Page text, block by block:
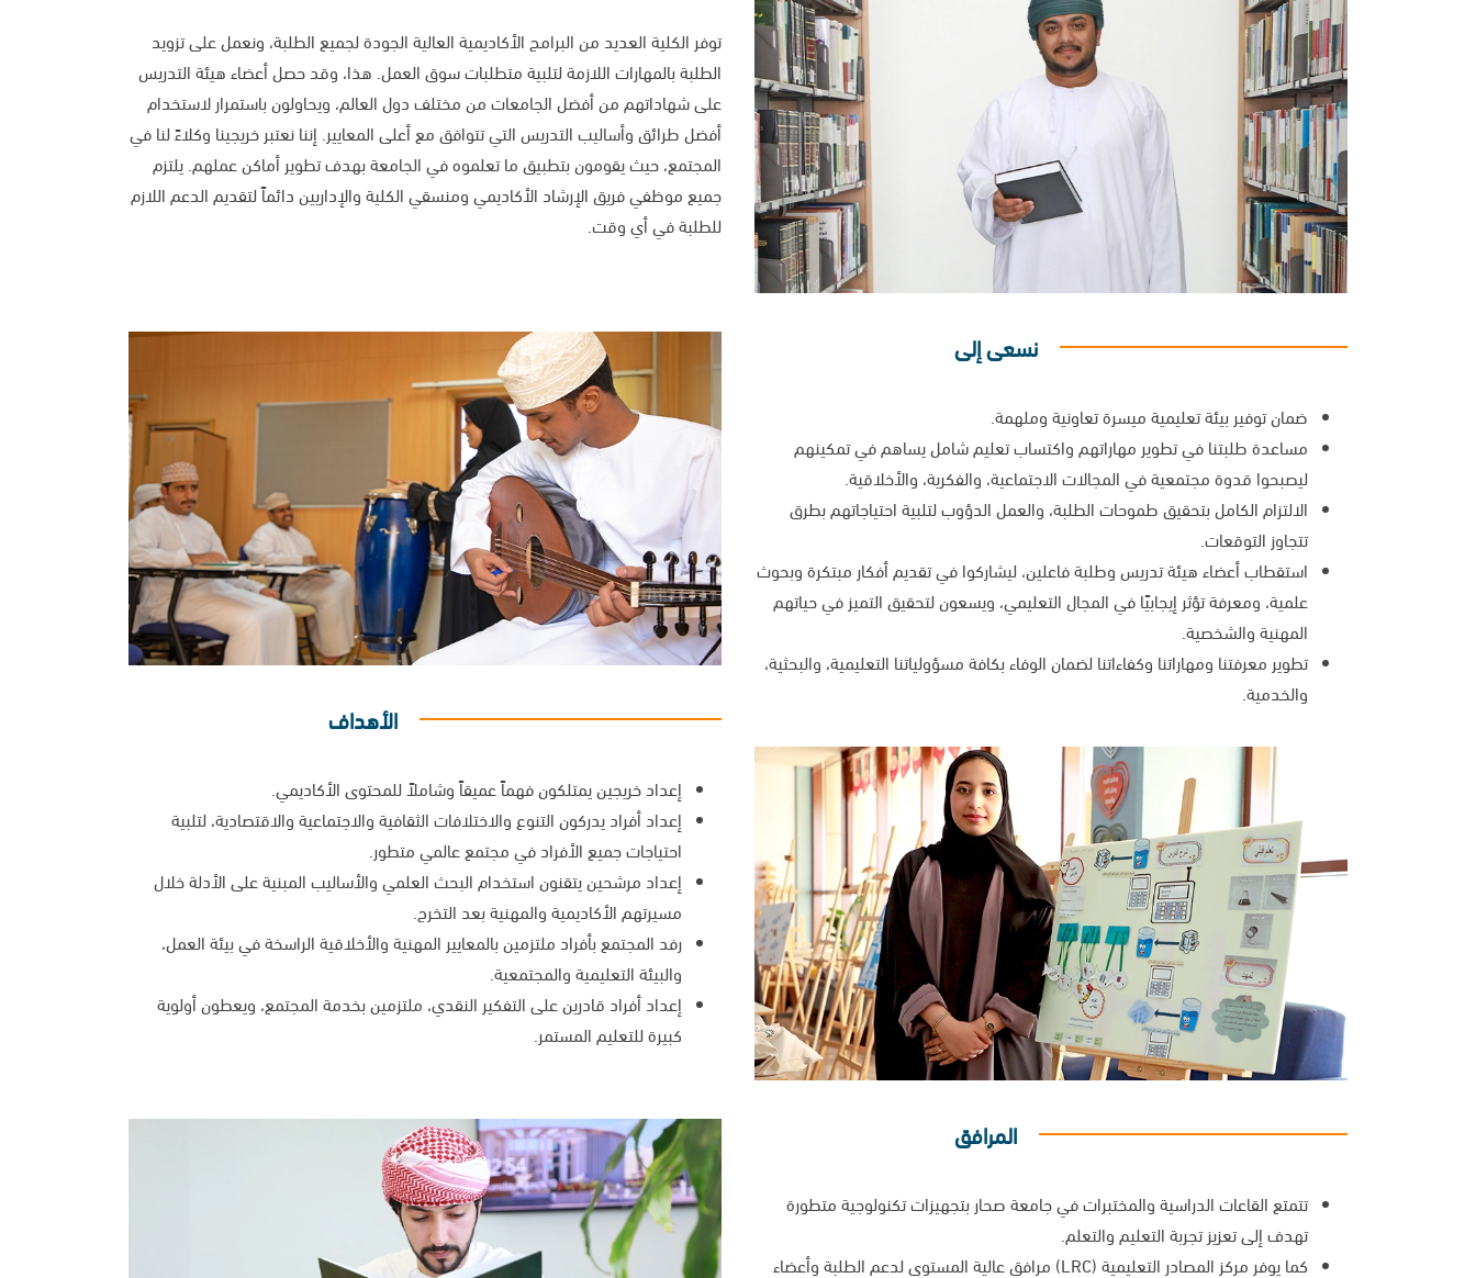
توفر الكلية العديد من البرامج الأكاديمية العالية الجودة لجميع الطلبة، ونعمل على تزويد
الطلبة بالمهارات اللازمة لتلبية متطلبات سوق العمل. هذا، وقد حصل أعضاء هيئة التدريس
على شهاداتهم من أفضل الجامعات من مختلف دول العالم، ويحاولون باستمرار لاستخدام
أفضل طرائق وأساليب التدريس التي تتوافق مع أعلى المعايير. إننا نعتبر خريجينا وكلاءً لنا في
المجتمع، حيث يقومون بتطبيق ما تعلموه في الجامعة بهدف تطوير أماكن عملهم. يلتزم
جميع موظفي فريق الإرشاد الأكاديمي ومنسقي الكلية والإداريين دائماً لتقديم الدعم اللازم
للطلبة في أي وقت.
نسعى إلى
ضمان توفير بيئة تعليمية ميسرة تعاونية وملهمة.
مساعدة طلبتنا في تطوير مهاراتهم واكتساب تعليم شامل يساهم في تمكينهم
ليصبحوا قدوة مجتمعية في المجالات الاجتماعية، والفكرية، والأخلاقية.
الالتزام الكامل بتحقيق طموحات الطلبة، والعمل الدؤوب لتلبية احتياجاتهم بطرق
تتجاوز التوقعات.
استقطاب أعضاء هيئة تدريس وطلبة فاعلين، ليشاركوا في تقديم أفكار مبتكرة وبحوث
علمية، ومعرفة تؤثر إيجابيًا في المجال التعليمي، ويسعون لتحقيق التميز في حياتهم
المهنية والشخصية.
تطوير معرفتنا ومهاراتنا وكفاءاتنا لضمان الوفاء بكافة مسؤولياتنا التعليمية، والبحثية،
والخدمية.
الأهداف
إعداد خريجين يمتلكون فهماً عميقاً وشاملاً للمحتوى الأكاديمي.
إعداد أفراد يدركون التنوع والاختلافات الثقافية والاجتماعية والاقتصادية، لتلبية
احتياجات جميع الأفراد في مجتمع عالمي متطور.
إعداد مرشحين يتقنون استخدام البحث العلمي والأساليب المبنية على الأدلة خلال
مسيرتهم الأكاديمية والمهنية بعد التخرج.
رفد المجتمع بأفراد ملتزمين بالمعايير المهنية والأخلاقية الراسخة في بيئة العمل،
والبيئة التعليمية والمجتمعية.
إعداد أفراد قادرين على التفكير النقدي، ملتزمين بخدمة المجتمع، ويعطون أولوية
كبيرة للتعليم المستمر.
المرافق
تتمتع القاعات الدراسية والمختبرات في جامعة صحار بتجهيزات تكنولوجية متطورة
تهدف إلى تعزيز تجربة التعليم والتعلم.
كما يوفر مركز المصادر التعليمية (LRC) مرافق عالية المستوى لدعم الطلبة وأعضاء